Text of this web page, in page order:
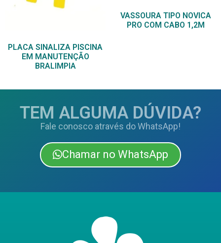
PLACA SINALIZA PISCINA
EM MANUTENÇÃO
BRALIMPIA
VASSOURA TIPO NOVICA
PRO COM CABO 1,2M
TEM ALGUMA DÚVIDA?
Fale conosco através do WhatsApp!
Chamar no WhatsApp